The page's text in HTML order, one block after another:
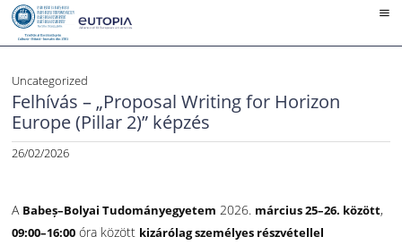
Skip
content
Uncategorized
Felhívás – „Proposal Writing for Horizon
Europe (Pillar 2)” képzés
26/02/2026
A Babeș–Bolyai Tudományegyetem 2026. március 25–26. között,
09:00–16:00 óra között kizárólag személyes részvétellel